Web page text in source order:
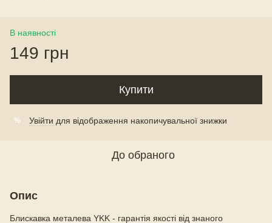
В наявності
149 грн
Купити
% Увійти для відображення накопичувальної знижки
До обраного
Опис
Блискавка металева YKK - гарантія якості від знаного